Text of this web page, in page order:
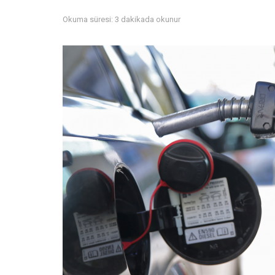
Okuma süresi: 3 dakikada okunur